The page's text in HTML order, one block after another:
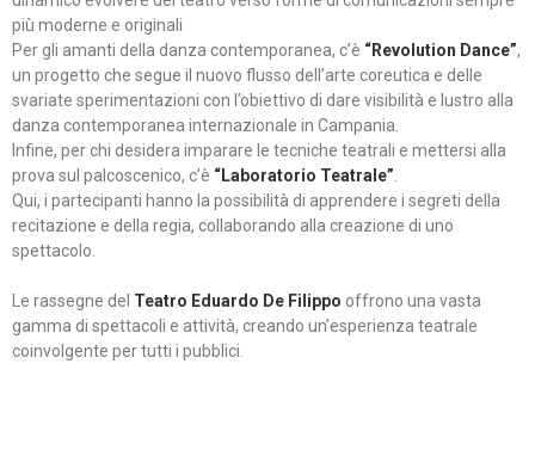
più moderne e originali
Per gli amanti della danza contemporanea, c’è “Revolution Dance”,
un progetto che segue il nuovo flusso dell’arte coreutica e delle
svariate sperimentazioni con l’obiettivo di dare visibilità e lustro alla
danza contemporanea internazionale in Campania.
Infine, per chi desidera imparare le tecniche teatrali e mettersi alla
prova sul palcoscenico, c’è “Laboratorio Teatrale”
Qui, i partecipanti hanno la possibilità di apprendere i segreti della
recitazione e della regia, collaborando alla creazione di uno
spettacolo.
Le rassegne del Teatro Eduardo De Filippo offrono una vasta
gamma di spettacoli e attività, creando un’esperienza teatrale
coinvolgente per tutti i pubblici.